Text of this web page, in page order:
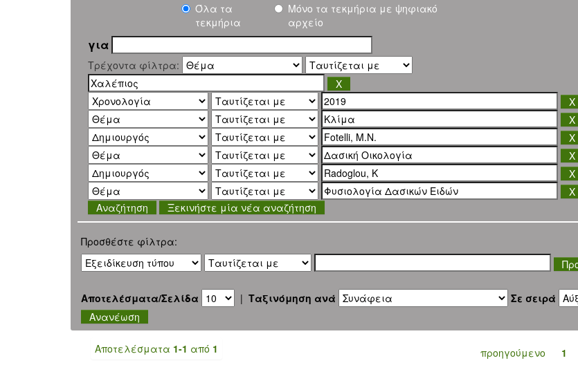
Όλα τα
τεκμήρια
Μόνο τα τεκμήρια με ψηφιακό
αρχείο
για
Τρέχοντα φίλτρα:
Ξεκινήστε μία νέα αναζήτηση
Προσθέστε φίλτρα:
Αποτελέσματα/Σελίδα | Ταξινόμηση ανά Σε σειρά
Αποτελέσματα 1-1 από 1 προηγούμενο 1